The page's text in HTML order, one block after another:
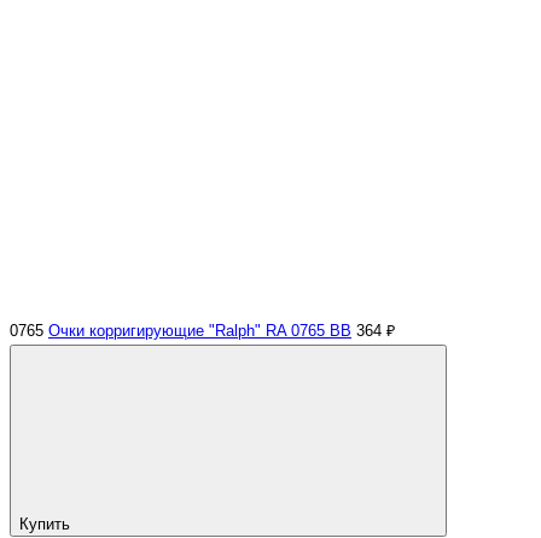
0765 Очки корригирующие "Ralph" RA 0765 ВВ 364 ₽
Купить